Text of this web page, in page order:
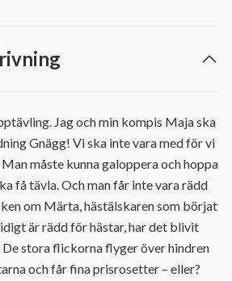
Jag och min kompis Maja ska
Gnägg! Vi ska inte vara med för vi
måste kunna galoppera och hoppa
få tävla. Och man får inte vara rädd
om Märta, hästälskaren som börjat
är rädd för hästar, har det blivit
stora flickorna flyger över hindren
och får fina prisrosetter – eller?